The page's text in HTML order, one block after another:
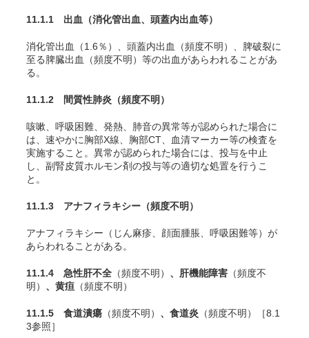
11.1.1 出血（消化管出血、頭蓋内出血等）
消化管出血（1.6％）、頭蓋内出血（頻度不明）
、脾破裂に
至る脾臓出血（頻度不明） 等の出血があらわれることがあ
る。
11.1.2 間質性肺炎 （頻度不明）
咳嗽、呼吸困難、発熱、肺音の異常等が認められた場合に
は、速やかに胸部X線、胸部CT、血清マーカー等の検査を
実施すること。異常が認められた場合には、投与を中止
し、副腎皮質ホルモン剤の投与等の適切な処置を行うこ
と。
11.1.3 アナフィラキシー （頻度不明）
アナフィラキシー（じん麻疹、顔面腫脹、呼吸困難等）が
あらわれることがある。
11.1.4 急性肝不全 （頻度不明） 、肝機能障害 （頻度不
明） 、黄疸 （頻度不明）
11.1.5 食道潰瘍 （頻度不明） 、食道炎 （頻度不明）［8.1
3参照］